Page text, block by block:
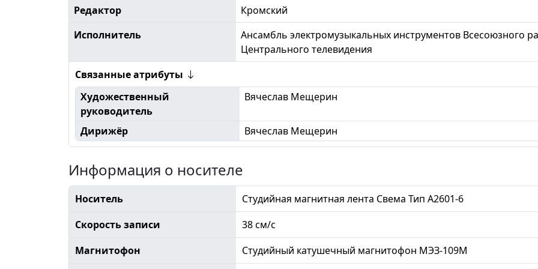
Редактор
Кромский
Исполнитель
Ансамбль электромузыкальных инструментов Всесоюзного
Центрального телевидения
Связанные атрибуты
Художественный
руководитель
Вячеслав Мещерин
Дирижёр Вячеслав Мещерин
Информация о носителе
Носитель
Студийная магнитная лента Свема Тип А2601-6
Скорость записи
38 см/с
Магнитофон
Студийный катушечный магнитофон МЭЗ-109М